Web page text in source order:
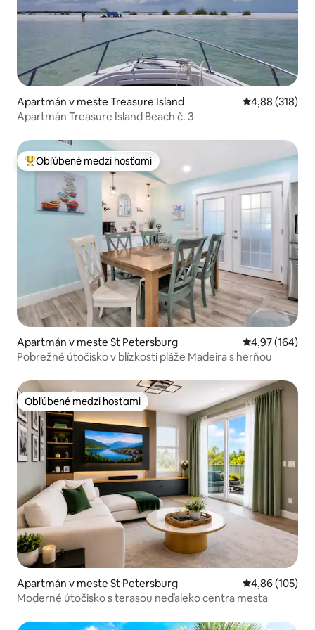
Apartmán v meste Treasure Island Priemerné
4,88 (318)
Apartmán Treasure Island Beach č. 3
Najobľúbenejšie medzi hosťami
Obľúbené medzi hosťami
Apartmán v meste St Petersburg Priemerné
4,97 (164)
Pobrežné útočisko v blízkosti pláže Madeira s herňou
Obľúbené medzi hosťami
Obľúbené medzi hosťami
Apartmán v meste St Petersburg Priemerné
4,86 (105)
Moderné útočisko s terasou neďaleko centra mesta